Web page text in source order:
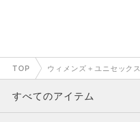
TOP ウィメンズ＋ユニセックス
すべてのアイテム